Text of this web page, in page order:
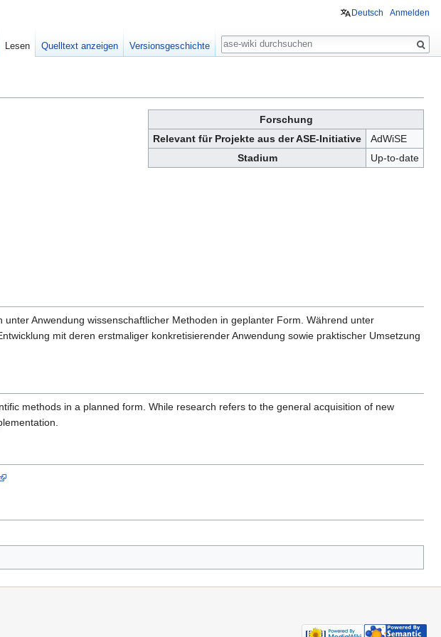
Forschung
Relevant für Projekte aus der ASE-Initiative
AdWiSE
Stadium
Up-to-date
Anwendung wissenschaftlicher Methoden in geplanter Form. Während unter
mit deren erstmaliger konkretisierender Anwendung sowie praktischer Umsetzung
methods in a planned form. While research refers to the general acquisition of new
Deutsch Anmelden
Lesen Quelltext anzeigen Versionsgeschichte
Suche